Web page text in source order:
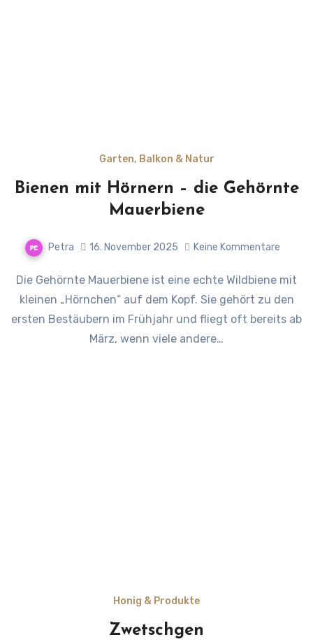
Garten, Balkon & Natur
Bienen mit Hörnern – die Gehörnte
Mauerbiene
Petra 16. November 2025 Keine Kommentare
Die Gehörnte Mauerbiene ist eine echte Wildbiene mit
kleinen „Hörnchen“ auf dem Kopf. Sie gehört zu den
ersten Bestäubern im Frühjahr und fliegt oft bereits ab
März, wenn viele andere…
Honig & Produkte
Zwetschgen